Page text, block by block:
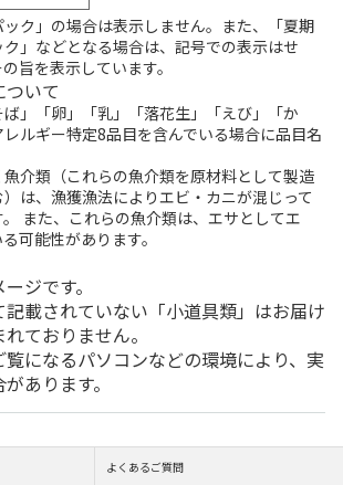
ク」の場合は表示しません。また、「夏期
」などとなる場合は、記号での表示はせ
旨を表示しています。
いて
」「卵」「乳」「落花生」「えび」「か
ルギー特定8品目を含んでいる場合に品目名
介類（これらの魚介類を原材料として製造
は、漁獲漁法によりエビ・カニが混じって
また、これらの魚介類は、エサとしてエ
可能性があります。
ジです。
載されていない「小道具類」はお届け
ておりません。
になるパソコンなどの環境により、実
あります。
よくあるご質問